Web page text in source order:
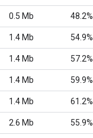
0.5 Mb 48.2%
1.4 Mb 54.9%
1.4 Mb 57.2%
1.4 Mb 59.9%
1.4 Mb 61.2%
2.6 Mb 55.9%